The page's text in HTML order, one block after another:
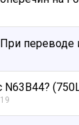
переводе